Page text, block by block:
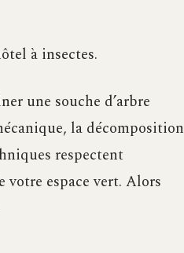
à insectes.
une souche d’arbre
la décomposition
respectent
espace vert. Alors